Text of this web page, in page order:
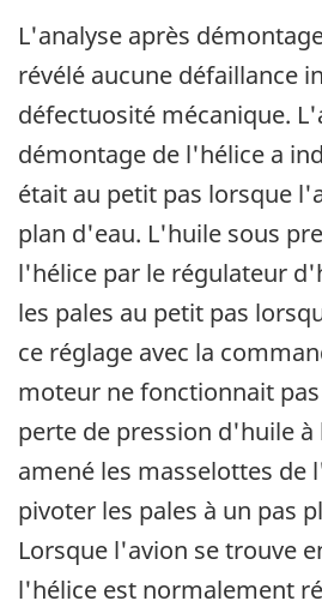
L'analyse après
révélé aucune défaillance
défectuosité mécanique.
démontage de l'hélice a
était au petit pas lorsque
plan d'eau. L'huile sous
l'hélice par le régulateur
les pales au petit pas
ce réglage avec la
moteur ne fonctionnait
perte de pression d'huile
amené les masselottes de
pivoter les pales à un pas
Lorsque l'avion se trouve
l'hélice est normalement